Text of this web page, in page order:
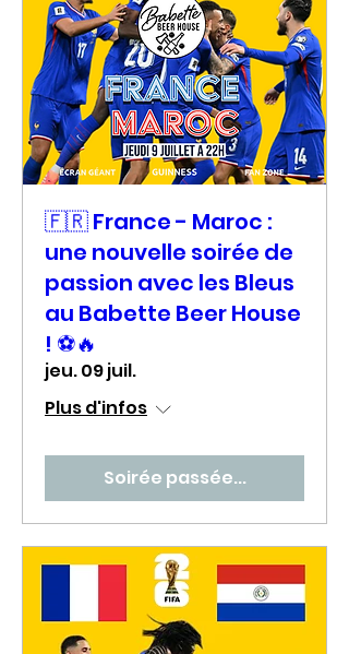
🇫🇷 France - Maroc :
une nouvelle soirée de
passion avec les Bleus
au Babette Beer House
! ⚽🔥
jeu. 09 juil.
Plus d'infos
Soirée passée...